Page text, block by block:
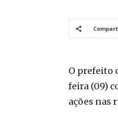
O prefeito
feira (09)
ações nas